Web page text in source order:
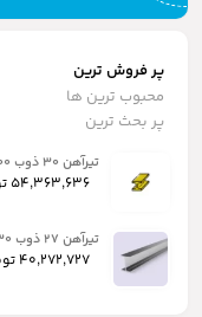
پر فروش ترین
محبوب ترین ها
پر بحث ترین
تیرآهن ۳۰ ذوب ۵۰۰ کیلو
54,363,636
تیرآهن ۲۷ ذوب ۴۳۰ کیلو
40,272,727